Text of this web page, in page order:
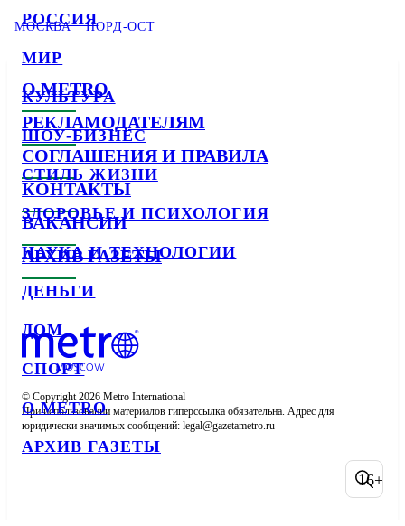
РОССИЯ
МИР
КУЛЬТУРА
ШОУ-БИЗНЕС
СТИЛЬ ЖИЗНИ
ЗДОРОВЬЕ И ПСИХОЛОГИЯ
НАУКА И ТЕХНОЛОГИИ
ДЕНЬГИ
ДОМ
СПОРТ
О METRO
АРХИВ ГАЗЕТЫ
МОСКВА НОРД-ОСТ
О METRO
РЕКЛАМОДАТЕЛЯМ
СОГЛАШЕНИЯ И ПРАВИЛА
КОНТАКТЫ
ВАКАНСИИ
АРХИВ ГАЗЕТЫ
© Copyright 2026 Metro International
При использовании материалов гиперссылка обязательна. Адрес для
юридически значимых сообщений:
16+